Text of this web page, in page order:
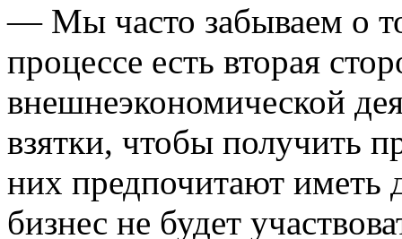
— Мы часто забываем о
процессе есть вторая
внешнеэкономической
взятки, чтобы получить
них предпочитают
бизнес не будет